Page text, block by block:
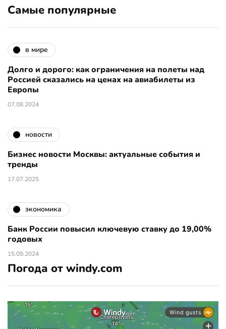
Самые популярные
в мире
Долго и дорого: как ограничения на полеты над
Россией сказались на ценах на авиабилеты из
Европы
07.08.2024
новости
Бизнес новости Москвы: актуальные события и
тренды
17.07.2025
экономика
Банк России повысил ключевую ставку до 19,00%
годовых
15.09.2024
Погода от windy.com